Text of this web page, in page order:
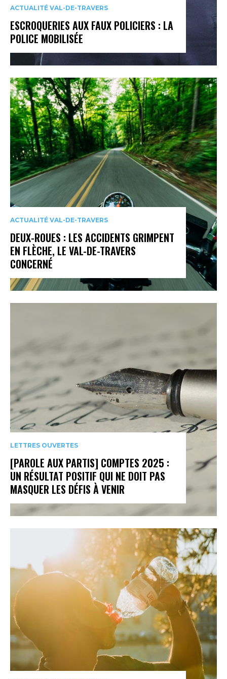
ACTUALITÉ VAL-DE-TRAVERS
ESCROQUERIES AUX FAUX POLICIERS : LA
POLICE MOBILISÉE
ACTUALITÉ VAL-DE-TRAVERS
DEUX-ROUES : LES ACCIDENTS GRIMPENT
EN FLÈCHE, LE VAL-DE-TRAVERS
CONCERNÉ
LETTRES OUVERTES
[PAROLE AUX PARTIS] COMPTES 2025 :
UN RÉSULTAT POSITIF QUI NE DOIT PAS
MASQUER LES DÉFIS À VENIR